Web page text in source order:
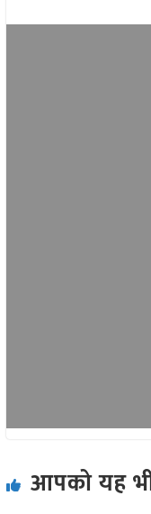
आपको यह